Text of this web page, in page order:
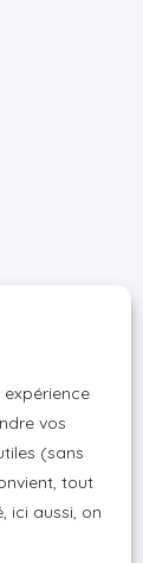
vos
(sans
tout
ici aussi, on